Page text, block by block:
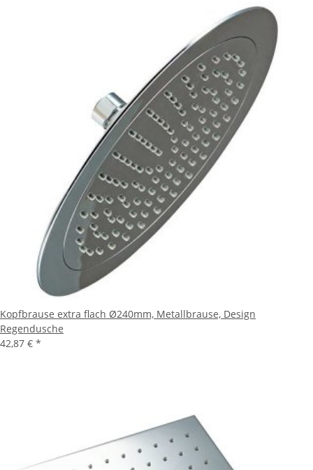
Kopfbrause extra flach Ø240mm, Metallbrause, Design
Regendusche
42,87 € *